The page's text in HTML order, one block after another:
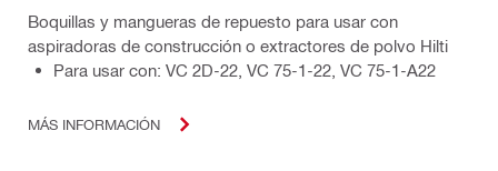
Boquillas y mangueras de repuesto para usar con
aspiradoras de construcción o extractores de polvo Hilti
Para usar con: VC 2D-22, VC 75-1-22, VC 75-1-A22
MÁS INFORMACIÓN